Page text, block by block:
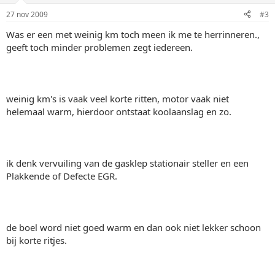
27 nov 2009 #3
Was er een met weinig km toch meen ik me te herrinneren.,
geeft toch minder problemen zegt iedereen.
weinig km's is vaak veel korte ritten, motor vaak niet
helemaal warm, hierdoor ontstaat koolaanslag en zo.
ik denk vervuiling van de gasklep stationair steller en een
Plakkende of Defecte EGR.
de boel word niet goed warm en dan ook niet lekker schoon
bij korte ritjes.